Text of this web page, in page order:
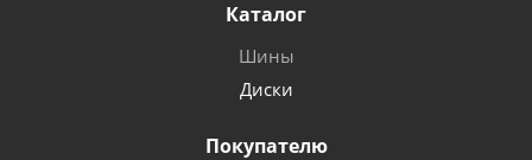
Каталог
Шины
Диски
Покупателю